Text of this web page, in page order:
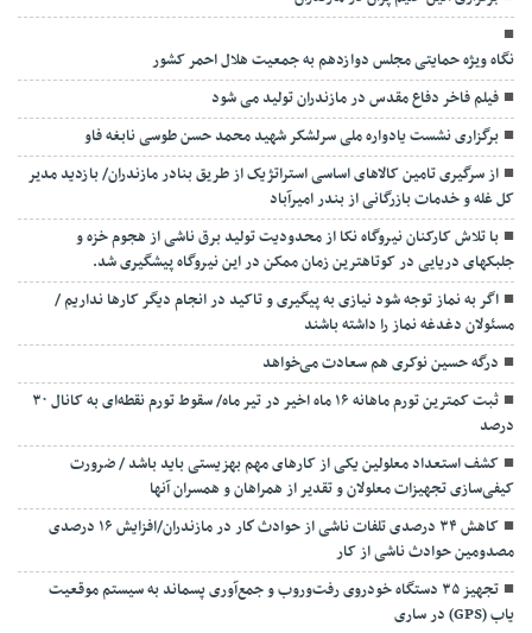
نگاه ویژه حمایتی مجلس دوازدهم به جمعیت هلال احمر کشور
فیلم فاخر دفاع مقدس در مازندران تولید می شود
برگزاری نشست یادواره ملی سرلشکر شهید محمد حسن طوسی نابغه فاو
از سرگیری تامین کالاهای اساسی استراتژیک از طریق بنادر مازندران/ بازدید مدیر
کل غله و خدمات بازرگانی از بندر امیرآباد
با تلاش کارکنان نیروگاه نکا از محدودیت تولید برق ناشی از هجوم خزه و
جلبکهای دریایی در کوتاهترین زمان ممکن در این نیروگاه پیشگیری شد.
اگر به نماز توجه شود نیازی به پیگیری و تاکید در انجام دیگر کارها نداریم /
مسئولان دغدغه نماز را داشته باشند
درگه حسین نوکری هم سعادت می‌خواهد
ثبت کمترین تورم ماهانه ۱۶ ماه اخیر در تیر ماه/ سقوط تورم نقطه‌ای به کانال ۳۰
درصد
کشف استعداد معلولین یکی از کارهای مهم بهزیستی باید باشد / ضرورت
کیفی‌سازی تجهیزات معلولان و تقدیر از همراهان و همسران آنها
کاهش ۳۴ درصدی تلفات ناشی از حوادث كار در مازندران/افزایش ۱۶ درصدی
مصدومین حوادث ناشی از کار
تجهیز ۳۵ دستگاه خودروی رفت‌وروب و جمع‌آوری پسماند به سیستم موقعیت
یاب (GPS) در ساری